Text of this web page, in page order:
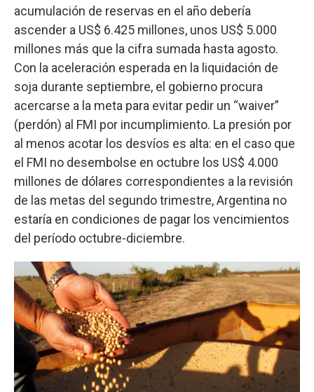
acumulación de reservas en el año debería
ascender a US$ 6.425 millones, unos US$ 5.000
millones más que la cifra sumada hasta agosto.
Con la aceleración esperada en la liquidación de
soja durante septiembre, el gobierno procura
acercarse a la meta para evitar pedir un “waiver”
(perdón) al FMI por incumplimiento. La presión por
al menos acotar los desvíos es alta: en el caso que
el FMI no desembolse en octubre los US$ 4.000
millones de dólares correspondientes a la revisión
de las metas del segundo trimestre, Argentina no
estaría en condiciones de pagar los vencimientos
del período octubre-diciembre.